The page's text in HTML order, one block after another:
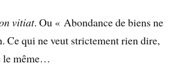
vitiat. Ou « Abondance de biens ne
Ce qui ne veut strictement rien dire,
le même…